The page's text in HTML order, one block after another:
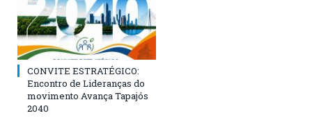
CONVITE ESTRATÉGICO:
Encontro de Lideranças do
movimento Avança Tapajós
2040